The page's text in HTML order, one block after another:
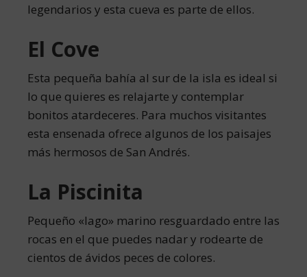
legendarios y esta cueva es parte de ellos.
El Cove
Esta pequeña bahía al sur de la isla es ideal si
lo que quieres es relajarte y contemplar
bonitos atardeceres. Para muchos visitantes
esta ensenada ofrece algunos de los paisajes
más hermosos de San Andrés.
La Piscinita
Pequeño «lago» marino resguardado entre las
rocas en el que puedes nadar y rodearte de
cientos de ávidos peces de colores.